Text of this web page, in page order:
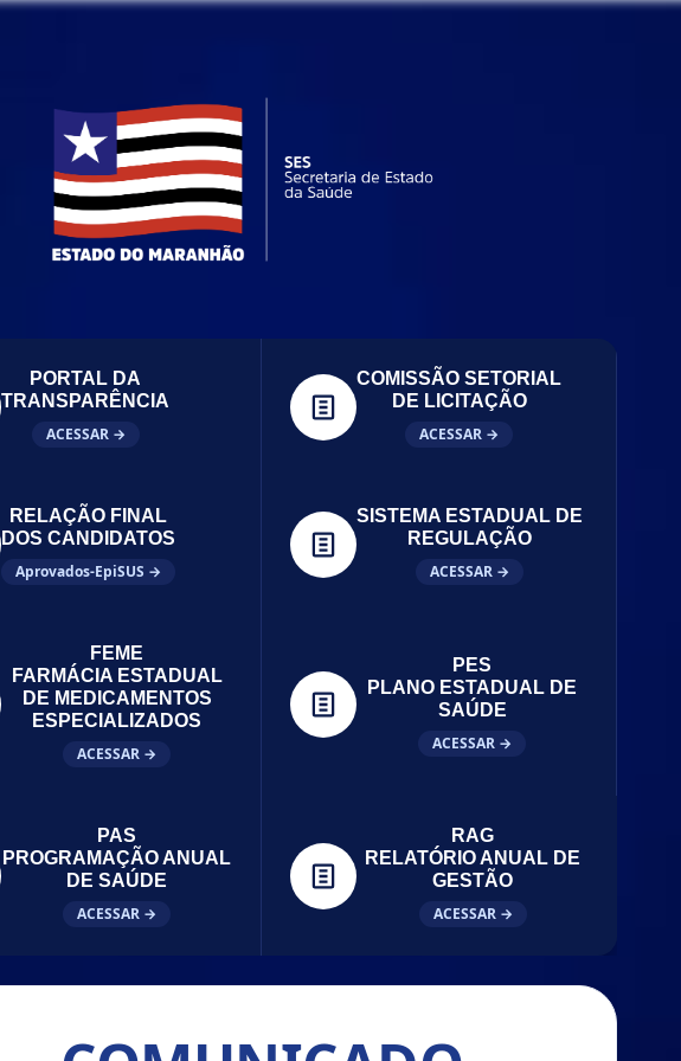
PORTAL DA
TRANSPARÊNCIA
ACESSAR →
COMISSÃO SETORIAL
DE LICITAÇÃO
ACESSAR →
RELAÇÃO FINAL
DOS CANDIDATOS
Aprovados-EpiSUS →
SISTEMA ESTADUAL DE
REGULAÇÃO
ACESSAR →
FEME
FARMÁCIA ESTADUAL
DE MEDICAMENTOS
ESPECIALIZADOS
ACESSAR →
PES
PLANO ESTADUAL DE
SAÚDE
ACESSAR →
PAS
PROGRAMAÇÃO ANUAL
DE SAÚDE
ACESSAR →
RAG
RELATÓRIO ANUAL DE
GESTÃO
ACESSAR →